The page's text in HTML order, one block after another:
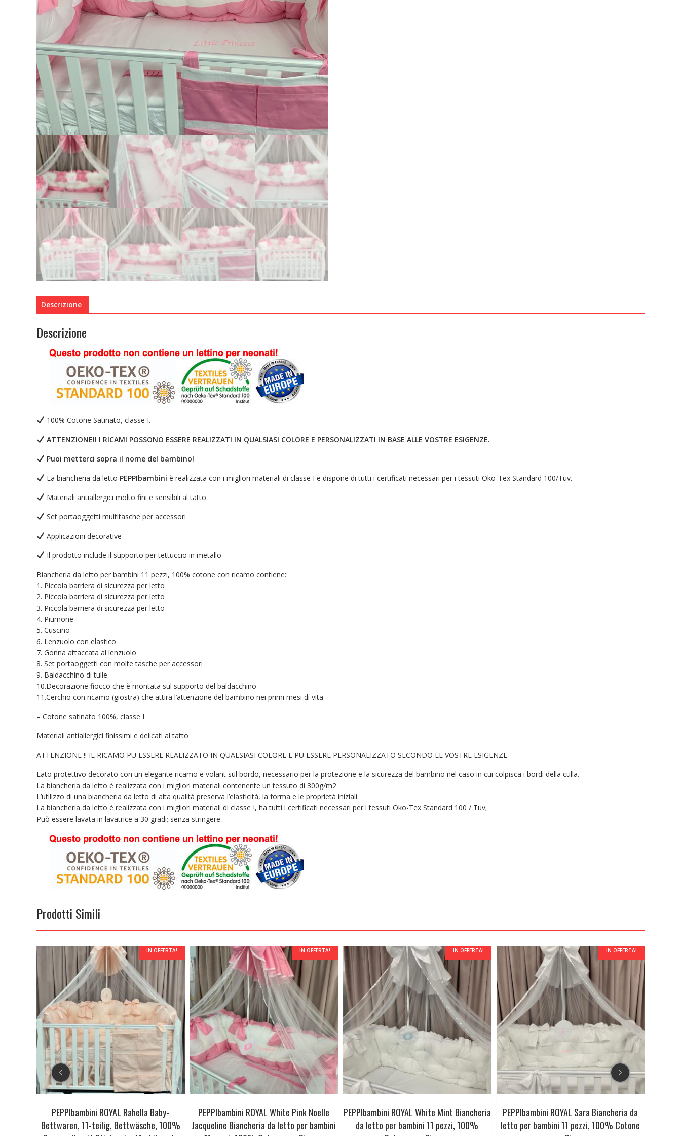
Descrizione
Descrizione
100% Cotone Satinato, classe I.
ATTENZIONE!! I RICAMI POSSONO ESSERE REALIZZATI IN QUALSIASI COLORE E PERSONALIZZATI IN BASE ALLE VOSTRE ESIGENZE.
Puoi metterci sopra il nome del bambino!
La biancheria da letto PEPPIbambini è realizzata con i migliori materiali di classe I e dispone di tutti i certificati necessari per i tessuti Oko-Tex Standard 100/Tuv.
Materiali antiallergici molto fini e sensibili al tatto
Set portaoggetti multitasche per accessori
Applicazioni decorative
Il prodotto include il supporto per tettuccio in metallo
Biancheria da letto per bambini 11 pezzi, 100% cotone con ricamo contiene:
1. Piccola barriera di sicurezza per letto
2. Piccola barriera di sicurezza per letto
3. Piccola barriera di sicurezza per letto
4. Piumone
5. Cuscino
6. Lenzuolo con elastico
7. Gonna attaccata al lenzuolo
8. Set portaoggetti con molte tasche per accessori
9. Baldacchino di tulle
10.Decorazione fiocco che è montata sul supporto del baldacchino
11.Cerchio con ricamo (giostra) che attira l’attenzione del bambino nei primi mesi di vita
– Cotone satinato 100%, classe I
Materiali antiallergici finissimi e delicati al tatto
ATTENZIONE !! IL RICAMO PU ESSERE REALIZZATO IN QUALSIASI COLORE E PU ESSERE PERSONALIZZATO SECONDO LE VOSTRE ESIGENZE.
Lato protettivo decorato con un elegante ricamo e volant sul bordo, necessario per la protezione e la sicurezza del bambino nel caso in cui colpisca i bordi della culla.
La biancheria da letto è realizzata con i migliori materiali contenente un tessuto di 300g/m2
L’utilizzo di una biancheria da letto di alta qualità preserva l’elasticità, la forma e le proprietà iniziali.
La biancheria da letto è realizzata con i migliori materiali di classe I, ha tutti i certificati necessari per i tessuti Oko-Tex Standard 100 / Tuv;
Può essere lavata in lavatrice a 30 gradi; senza stringere.
Prodotti Simili
IN OFFERTA!
PEPPIbambini ROYAL Rahella Baby-
Bettwaren, 11-teilig, Bettwäsche, 100%
IN OFFERTA!
PEPPIbambini ROYAL White Pink Noelle
Jacqueline Biancheria da letto per bambini
IN OFFERTA!
PEPPIbambini ROYAL White Mint Biancheria
da letto per bambini 11 pezzi, 100%
IN OFFERTA!
PEPPIbambini ROYAL Sara Biancheria da
letto per bambini 11 pezzi, 100% Cotone